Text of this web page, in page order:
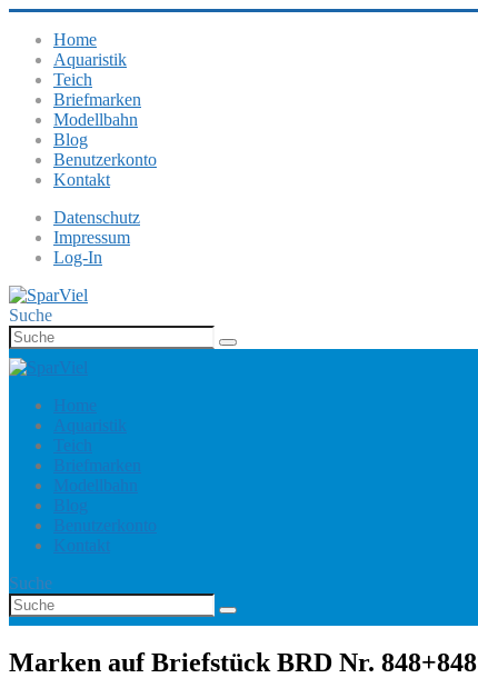
Home
Aquaristik
Teich
Briefmarken
Modellbahn
Blog
Benutzerkonto
Kontakt
Datenschutz
Impressum
Log-In
Suche
Home
Aquaristik
Teich
Briefmarken
Modellbahn
Blog
Benutzerkonto
Kontakt
Suche
Marken auf Briefstück BRD Nr. 848+848